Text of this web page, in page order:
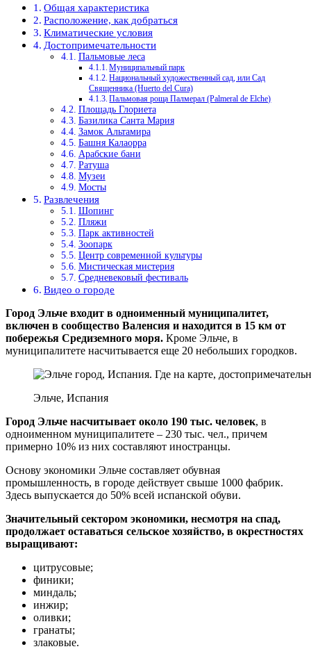
Общая характеристика
Расположение, как добраться
Климатические условия
Достопримечательности
Пальмовые леса
Муниципальный парк
Национальный художественный сад, или Сад
Священника (Huerto del Cura)
Пальмовая роща Палмерал (Palmeral de Elche)
Площадь Глориета
Базилика Санта Мария
Замок Альтамира
Башня Калаорра
Арабские бани
Ратуша
Музеи
Мосты
Развлечения
Шопинг
Пляжи
Парк активностей
Зоопарк
Центр современной культуры
Мистическая мистерия
Средневековый фестиваль
Видео о городе
Город Эльче входит в одноименный муниципалитет,
включен в сообщество Валенсия и находится в 15 км от
побережья Средиземного моря. Кроме Эльче, в
муниципалитете насчитывается еще 20 небольших городков.
Эльче, Испания
Город Эльче насчитывает около 190 тыс. человек, в
одноименном муниципалитете – 230 тыс. чел., причем
примерно 10% из них составляют иностранцы.
Основу экономики Эльче составляет обувная
промышленность, в городе действует свыше 1000 фабрик.
Здесь выпускается до 50% всей испанской обуви.
Значительный сектором экономики, несмотря на спад,
продолжает оставаться сельское хозяйство, в окрестностях
выращивают:
цитрусовые;
финики;
миндаль;
инжир;
оливки;
гранаты;
злаковые.